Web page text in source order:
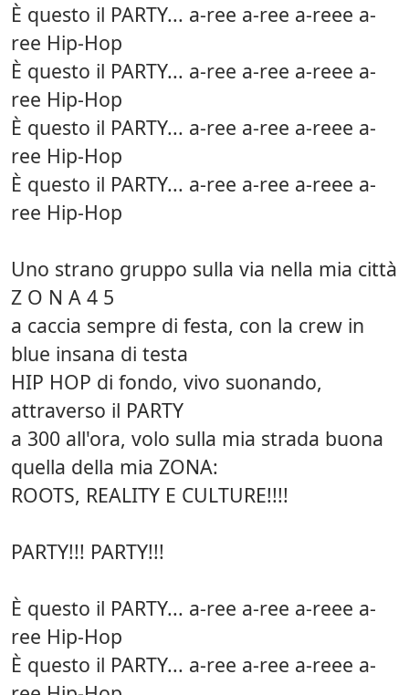
È questo il PARTY... a-ree a-ree a-reee a-
ree Hip-Hop
È questo il PARTY... a-ree a-ree a-reee a-
ree Hip-Hop
È questo il PARTY... a-ree a-ree a-reee a-
ree Hip-Hop
È questo il PARTY... a-ree a-ree a-reee a-
ree Hip-Hop
Uno strano gruppo sulla via nella mia città
Z O N A 4 5
a caccia sempre di festa, con la crew in
blue insana di testa
HIP HOP di fondo, vivo suonando,
attraverso il PARTY
a 300 all'ora, volo sulla mia strada buona
quella della mia ZONA:
ROOTS, REALITY E CULTURE!!!!
PARTY!!! PARTY!!!
È questo il PARTY... a-ree a-ree a-reee a-
ree Hip-Hop
È questo il PARTY... a-ree a-ree a-reee a-